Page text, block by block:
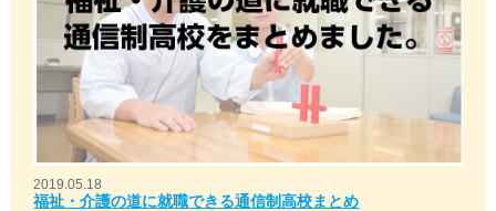
2019.05.18
福祉・介護の道に就職できる通信制高校まとめ